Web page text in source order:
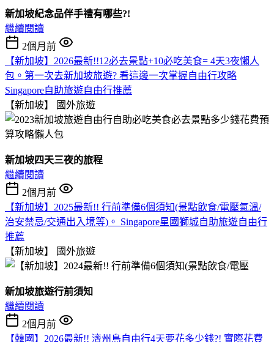
新加坡紀念品伴手禮有哪些?!
繼續閱讀
2個月前
【新加坡】2026最新!!12必去景點+10必吃美食= 4天3夜懶人
包。第一次去新加坡旅遊? 看這邊一次掌握自由行攻略
Singapore自助旅遊自由行推薦
【新加坡】
國外旅遊
新加坡四天三夜的旅程
繼續閱讀
2個月前
【新加坡】2025最新!! 行前準備6個須知(景點飲食/電壓氣溫/
治安禁忌/交通出入境等)。 Singapore星國獅城自助旅遊自由行
推薦
【新加坡】
國外旅遊
新加坡旅遊行前須知
繼續閱讀
2個月前
【韓國】2026最新!! 濟州島自由行4天要花多少錢?! 實際花費